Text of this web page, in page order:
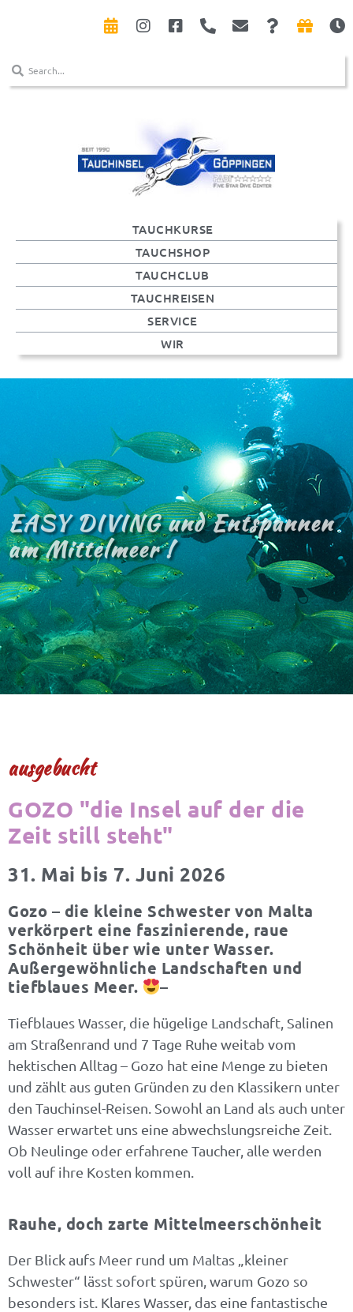
TAUCHKURSE
TAUCHSHOP
TAUCHCLUB
TAUCHREISEN
SERVICE
WIR
EASY DIVING und Entspannen
am Mittelmeer !​
ausgebucht
GOZO "die Insel auf der die
Zeit still steht"
31. Mai bis 7. Juni 2026
Gozo – die kleine Schwester von Malta
verkörpert eine faszinierende, raue
Schönheit über wie unter Wasser.
Außergewöhnliche Landschaften und
tiefblaues Meer.
–
Tiefblaues Wasser, die hügelige Landschaft, Salinen
am Straßenrand und 7 Tage Ruhe weitab vom
hektischen Alltag – Gozo hat eine Menge zu bieten
und zählt aus guten Gründen zu den Klassikern unter
den Tauchinsel-Reisen. Sowohl an Land als auch unter
Wasser erwartet uns eine abwechslungsreiche Zeit.
Ob Neulinge oder erfahrene Taucher, alle werden
voll auf ihre Kosten kommen.
Rauhe, doch zarte Mittelmeerschönheit
Der Blick aufs Meer rund um Maltas „kleiner
Schwester“ lässt sofort spüren, warum Gozo so
besonders ist. Klares Wasser, das eine fantastische